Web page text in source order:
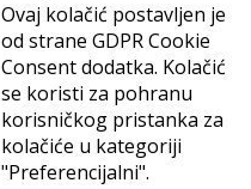
Ovaj kolačić postavljen je
od strane GDPR Cookie
Consent dodatka. Kolačić
se koristi za pohranu
korisničkog pristanka za
kolačiće u kategoriji
"Preferencijalni".